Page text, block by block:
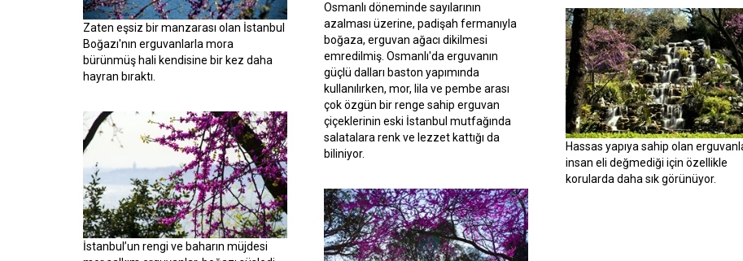
Osmanlı döneminde sayılarının
azalması üzerine, padişah fermanıyla
boğaza, erguvan ağacı dikilmesi
emredilmiş. Osmanlı'da erguvanın
güçlü dalları baston yapımında
kullanılırken, mor, lila ve pembe arası
çok özgün bir renge sahip erguvan
çiçeklerinin eski İstanbul mutfağında
salatalara renk ve lezzet kattığı da
biliniyor.
Zaten eşsiz bir manzarası olan İstanbul
Boğazı'nın erguvanlarla mora
bürünmüş hali kendisine bir kez daha
hayran bıraktı.
Hassas yapıya sahip olan
insan eli değmediği için özellikle
korularda daha sık görünüyor.
İstanbul’un rengi ve baharın müjdesi